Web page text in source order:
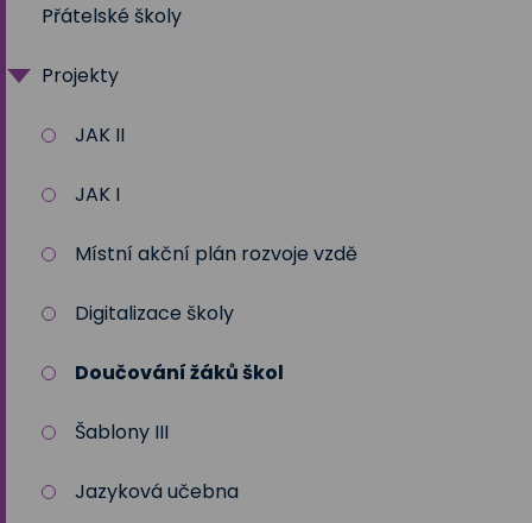
Speciální pedagog
Program poradenských služeb
Školní rok 2024 - 2025
Školní rok 2025-2026
Přátelské školy
Projekty
JAK II
JAK I
Místní akční plán rozvoje vzdě
Digitalizace školy
Doučování žáků škol
Šablony III
Jazyková učebna